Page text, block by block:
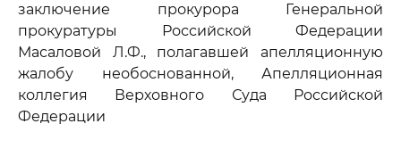
заключение прокурора Генеральной
прокуратуры Российской Федерации
Масаловой Л.Ф., полагавшей апелляционную
жалобу необоснованной, Апелляционная
коллегия Верховного Суда Российской
Федерации